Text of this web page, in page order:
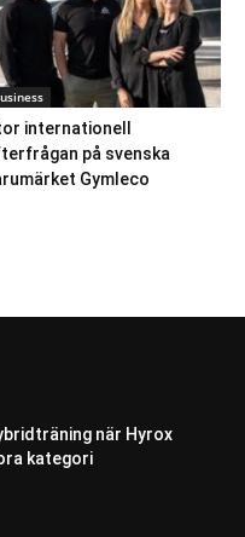
internationell
på svenska
Gymleco
när Hyrox
kategori